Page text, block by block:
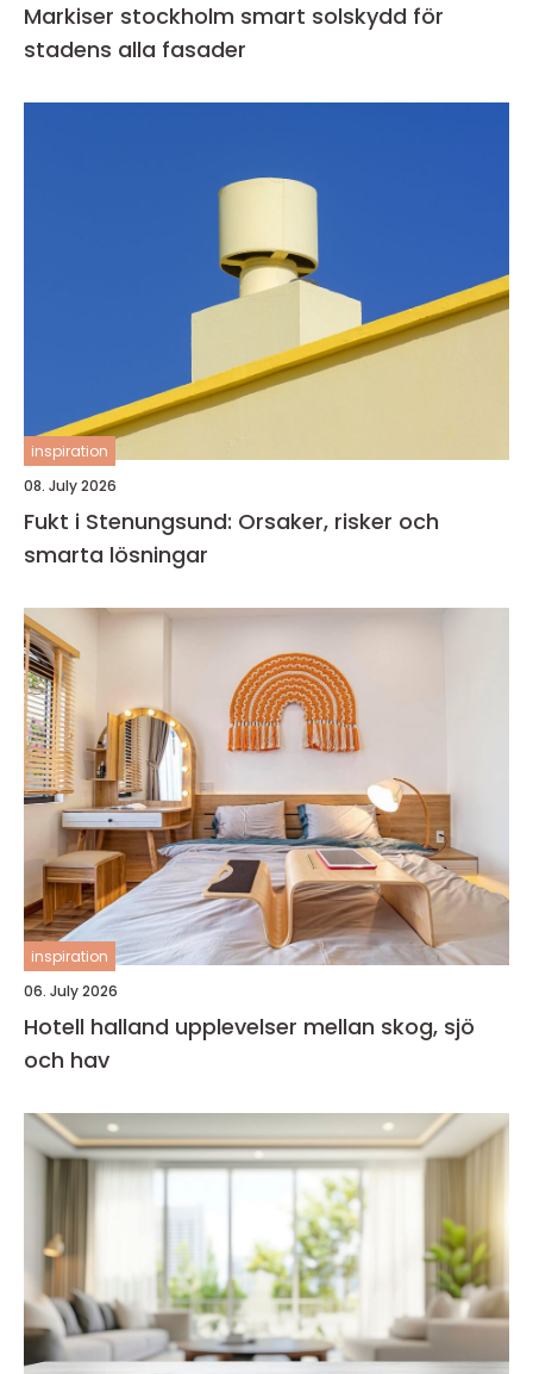
Markiser stockholm smart solskydd för
stadens alla fasader
inspiration
08. July 2026
Fukt i Stenungsund: Orsaker, risker och
smarta lösningar
inspiration
06. July 2026
Hotell halland upplevelser mellan skog, sjö
och hav